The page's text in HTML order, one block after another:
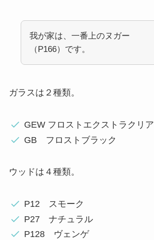
我が家は、一番上のヌガー
（P166）です。
ガラスは２種類。
GEW フロストエクストラクリア
GB フロストブラック
ウッドは４種類。
P12 スモーク
P27 ナチュラル
P128 ヴェンゲ